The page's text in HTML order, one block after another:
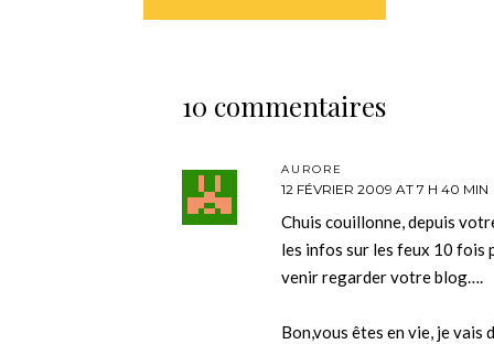
10 commentaires
AURORE
12 FÉVRIER 2009 AT 7 H 40 MIN
Chuis couillonne, depuis
les infos sur les feux 10 fois
venir regarder votre blog….
Bon,vous êtes en vie, je vais